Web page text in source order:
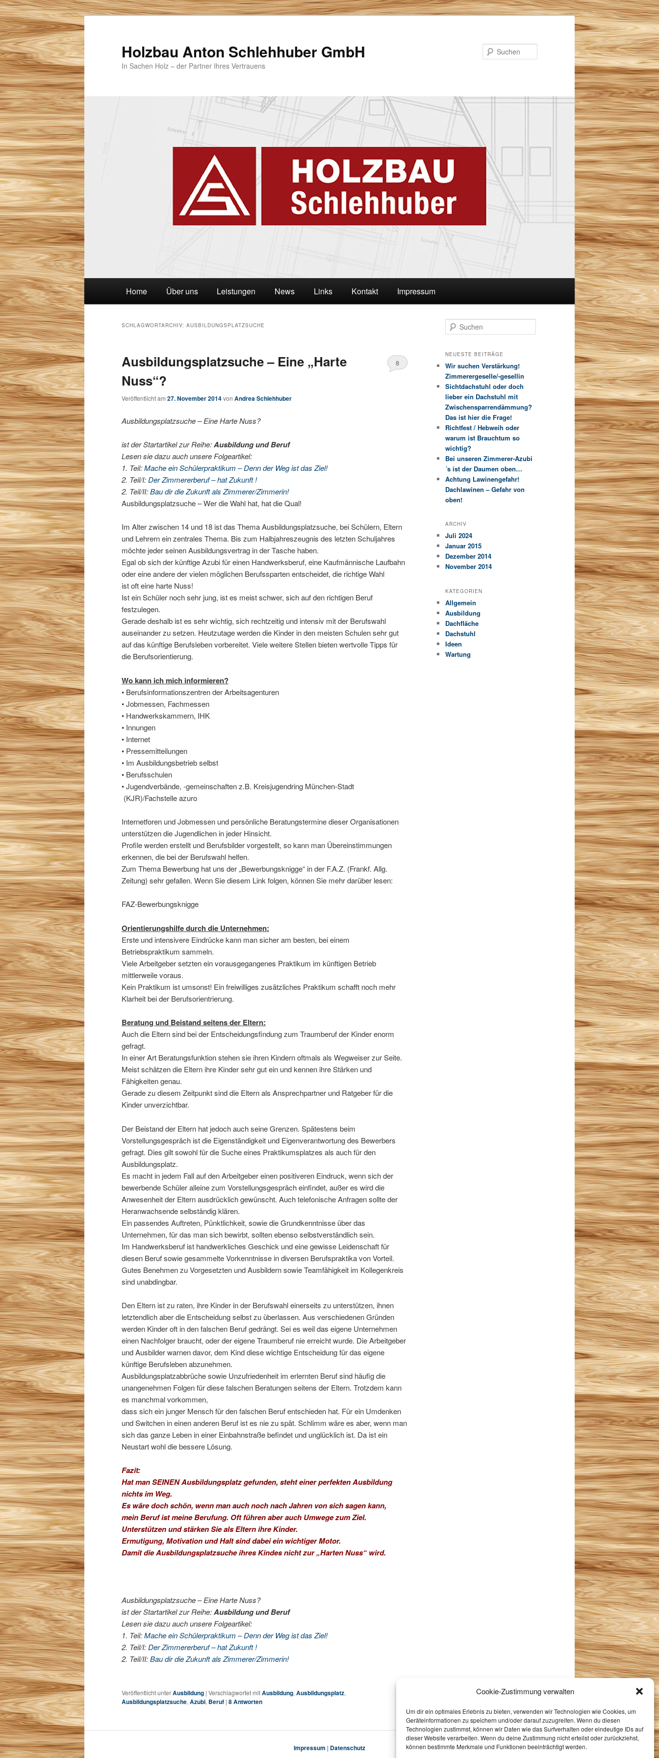
Cookie-Zustimmung verwalten
Um dir ein optimales Erlebnis zu bieten, verwenden wir Technologien wie Cookies, um
Geräteinformationen zu speichern und/oder darauf zuzugreifen. Wenn du diesen
Technologien zustimmst, können wir Daten wie das Surfverhalten oder eindeutige IDs auf
dieser Website verarbeiten. Wenn du deine Zustimmung nicht erteilst oder zurückziehst,
können bestimmte Merkmale und Funktionen beeinträchtigt werden.
Zum
primären
Inhalt
springen
Zum
sekundären
Inhalt
springen
Holzbau Anton Schlehhuber GmbH
In Sachen Holz – der Partner Ihres Vertrauens
Home Über uns Leistungen News Links Kontakt Impressum
SCHLAGWORTARCHIV: AUSBILDUNGSPLATZSUCHE
Ausbildungsplatzsuche – Eine „Harte
Nuss“?
Veröffentlicht am 27. November 2014von Andrea Schlehhuber
8
Ausbildungsplatzsuche – Eine Harte Nuss?
ist der Startartikel zur Reihe:Ausbildung und Beruf
Lesen sie dazu auch unsere Folgeartikel:
1. Teil:Mache ein Schülerpraktikum – Denn der Weg ist das Ziel!
2. Teil/I:Der Zimmererberuf – hat Zukunft !
2. Teil/II:Bau dir die Zukunft als Zimmerer/Zimmerin!
Ausbildungsplatzsuche – Wer die Wahl hat, hat die Qual!
Im Alter zwischen 14 und 18 ist das Thema Ausbildungsplatzsuche, bei Schülern, Eltern
und Lehrern ein zentrales Thema. Bis zum Halbjahreszeugnis des letzten Schuljahres
möchte jeder seinen Ausbildungsvertrag in der Tasche haben.
Egal ob sich der künftige Azubi für einen Handwerksberuf, eine Kaufmännische Laufbahn
oder eine andere der vielen möglichen Berufssparten entscheidet, die richtige Wahl
ist oft eine harte Nuss!
Ist ein Schüler noch sehr jung, ist es meist schwer, sich auf den richtigen Beruf
festzulegen.
Gerade deshalb ist es sehr wichtig, sich rechtzeitig und intensiv mit der Berufswahl
auseinander zu setzen. Heutzutage werden die Kinder in den meisten Schulen sehr gut
auf das künftige Berufsleben vorbereitet. Viele weitere Stellen bieten wertvolle Tipps für
die Berufsorientierung.
Wo kann ich mich informieren?
• Berufsinformationszentren der Arbeitsagenturen
• Jobmessen, Fachmessen
• Handwerkskammern, IHK
• Innungen
• Internet
• Pressemitteilungen
• Im Ausbildungsbetrieb selbst
• Berufsschulen
• Jugendverbände, -gemeinschaften z.B. Kreisjugendring München-Stadt
(KJR)/Fachstelle azuro
Internetforen und Jobmessen und persönliche Beratungstermine dieser Organisationen
unterstützen die Jugendlichen in jeder Hinsicht.
Profile werden erstellt und Berufsbilder vorgestellt, so kann man Übereinstimmungen
erkennen, die bei der Berufswahl helfen.
Zum Thema Bewerbung hat uns der „Bewerbungsknigge“ in der F.A.Z. (Frankf. Allg.
Zeitung) sehr gefallen. Wenn Sie diesem Link folgen, können Sie mehr darüber lesen:
FAZ-Bewerbungsknigge
Orientierungshilfe durch die Unternehmen:
Erste und intensivere Eindrücke kann man sicher am besten, bei einem
Betriebspraktikum sammeln.
Viele Arbeitgeber setzten ein vorausgegangenes Praktikum im künftigen Betrieb
mittlerweile voraus.
Kein Praktikum ist umsonst! Ein freiwilliges zusätzliches Praktikum schafft noch mehr
Klarheit bei der Berufsorientrierung.
Beratung und Beistand seitens der Eltern:
Auch die Eltern sind bei der Entscheidungsfindung zum Traumberuf der Kinder enorm
gefragt.
In einer Art Beratungsfunktion stehen sie ihren Kindern oftmals als Wegweiser zur Seite.
Meist schätzen die Eltern ihre Kinder sehr gut ein und kennen ihre Stärken und
Fähigkeiten genau.
Gerade zu diesem Zeitpunkt sind die Eltern als Ansprechpartner und Ratgeber für die
Kinder unverzichtbar.
Der Beistand der Eltern hat jedoch auch seine Grenzen. Spätestens beim
Vorstellungsgespräch ist die Eigenständigkeit und Eigenverantwortung des Bewerbers
gefragt. Dies gilt sowohl für die Suche eines Praktikumsplatzes als auch für den
Ausbildungsplatz.
Es macht in jedem Fall auf den Arbeitgeber einen positiveren Eindruck, wenn sich der
bewerbende Schüler alleine zum Vorstellungsgespräch einfindet, außer es wird die
Anwesenheit der Eltern ausdrücklich gewünscht. Auch telefonische Anfragen sollte der
Heranwachsende selbständig klären.
Ein passendes Auftreten, Pünktlichkeit, sowie die Grundkenntnisse über das
Unternehmen, für das man sich bewirbt, sollten ebenso selbstverständlich sein.
Im Handwerksberuf ist handwerkliches Geschick und eine gewisse Leidenschaft für
diesen Beruf sowie gesammelte Vorkenntnisse in diversen Berufspraktika von Vorteil.
Gutes Benehmen zu Vorgesetzten und Ausbildern sowie Teamfähigkeit im Kollegenkreis
sind unabdingbar.
Den Eltern ist zu raten, ihre Kinder in der Berufswahl einerseits zu unterstützen, ihnen
letztendlich aber die Entscheidung selbst zu überlassen. Aus verschiedenen Gründen
werden Kinder oft in den falschen Beruf gedrängt. Sei es weil das eigene Unternehmen
einen Nachfolger braucht, oder der eigene Traumberuf nie erreicht wurde. Die Arbeitgeber
und Ausbilder warnen davor, dem Kind diese wichtige Entscheidung für das eigene
künftige Berufsleben abzunehmen.
Ausbildungsplatzabbrüche sowie Unzufriedenheit im erlernten Beruf sind häufig die
unangenehmen Folgen für diese falschen Beratungen seitens der Eltern. Trotzdem kann
es manchmal vorkommen,
dass sich ein junger Mensch für den falschen Beruf entschieden hat. Für ein Umdenken
und Switchen in einen anderen Beruf ist es nie zu spät. Schlimm wäre es aber, wenn man
sich das ganze Leben in einer Einbahnstraße befindet und unglücklich ist. Da ist ein
Neustart wohl die bessere Lösung.
Fazit:
Hat man SEINEN Ausbildungsplatz gefunden, steht einer perfekten Ausbildung
nichts im Weg.
Es wäre doch schön, wenn man auch noch nach Jahren von sich sagen kann,
mein Beruf ist meine Berufung. Oft führen aber auch Umwege zum Ziel.
Unterstützen und stärken Sie als Eltern ihre Kinder.
Ermutigung, Motivation und Halt sind dabei ein wichtiger Motor.
Damit die Ausbildungsplatzsuche ihres Kindes nicht zur „Harten Nuss“ wird.
Ausbildungsplatzsuche – Eine Harte Nuss?
ist der Startartikel zur Reihe:Ausbildung und Beruf
Lesen sie dazu auch unsere Folgeartikel:
1. Teil:Mache ein Schülerpraktikum – Denn der Weg ist das Ziel!
2. Teil/I:Der Zimmererberuf – hat Zukunft !
2. Teil/II:Bau dir die Zukunft als Zimmerer/Zimmerin!
Veröffentlicht unterAusbildung | Verschlagwortet mitAusbildung,Ausbildungsplatz,
Ausbildungsplatzsuche,Azubi, Beruf | 8Antworten
u
h
n
NEUESTE BEITRÄGE
Wir suchen Verstärkung!
Zimmerergeselle/-gesellin
Sichtdachstuhl oder doch
lieber ein Dachstuhl mit
Zwischensparrendämmung?
Das ist hier die Frage!
Richtfest / Hebweih oder
warum ist Brauchtum so
wichtig?
Bei unseren Zimmerer-Azubi
´s ist der Daumen oben…
Achtung Lawinengefahr!
Dachlawinen – Gefahr von
oben!
ARCHIV
Juli 2024
Januar 2015
Dezember 2014
November 2014
KATEGORIEN
Allgemein
Ausbildung
Dachfläche
Dachstuhl
Ideen
Wartung
Impressum | Datenschutz